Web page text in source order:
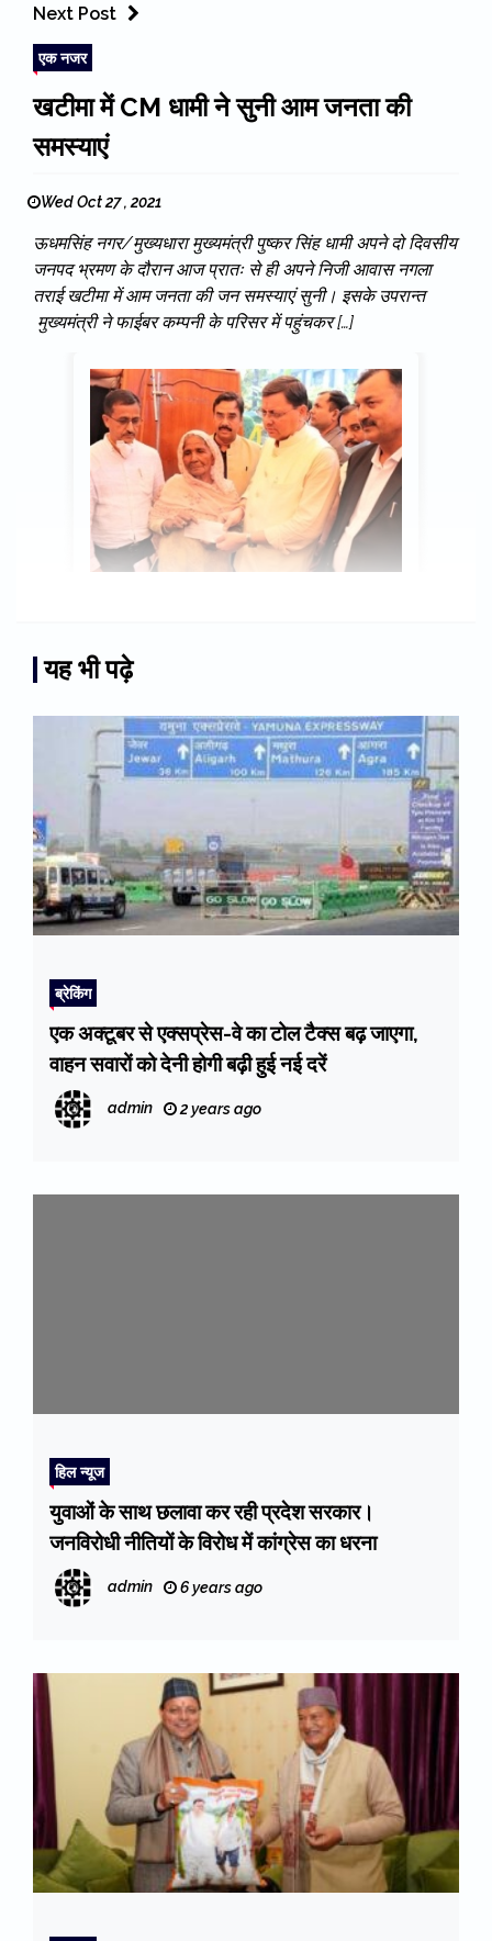
Next Post
एक नजर
खटीमा में CM धामी ने सुनी आम जनता की
समस्याएं
Wed Oct 27 , 2021
ऊधमसिंह नगर/मुख्यधारा मुख्यमंत्री पुष्कर सिंह धामी अपने दो दिवसीय
जनपद भ्रमण के दौरान आज प्रातः से ही अपने निजी आवास नगला
तराई खटीमा में आम जनता की जन समस्याएं सुनी। इसके उपरान्त
मुख्यमंत्री ने फाईबर कम्पनी के परिसर में पहुंचकर […]
यह भी पढ़े
ब्रेकिंग
एक अक्टूबर से एक्सप्रेस-वे का टोल टैक्स बढ़ जाएगा,
वाहन सवारों को देनी होगी बढ़ी हुई नई दरें
admin 2 years ago
हिल न्यूज
युवाओं के साथ छलावा कर रही प्रदेश सरकार।
जनविरोधी नीतियों के विरोध में कांग्रेस का धरना
admin 6 years ago